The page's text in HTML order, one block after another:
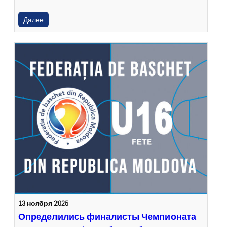
Далее
13 ноября 2025
Определились финалисты Чемпионата